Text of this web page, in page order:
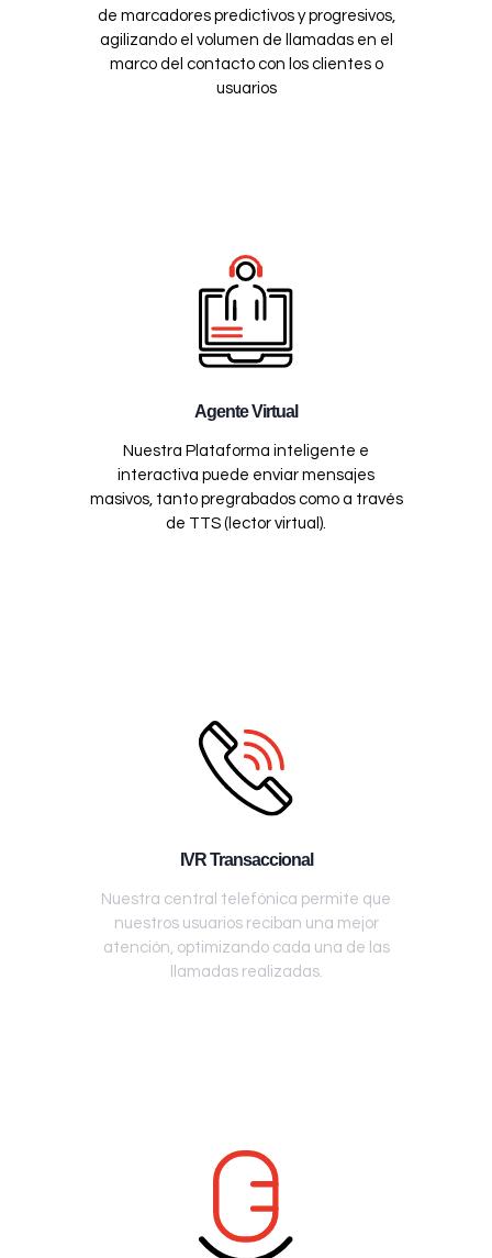
de marcadores predictivos y progresivos,
agilizando el volumen de llamadas en el
marco del contacto con los clientes o
usuarios
Agente Virtual
Nuestra Plataforma inteligente e
interactiva puede enviar mensajes
masivos, tanto pregrabados como a través
de TTS (lector virtual).
IVR Transaccional
Nuestra central telefónica permite que
nuestros usuarios reciban una mejor
atención, optimizando cada una de las
llamadas realizadas.